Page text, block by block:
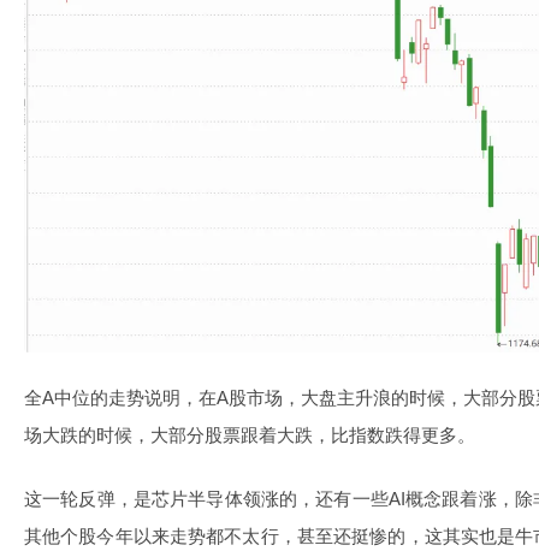
全A中位的走势说明，在A股市场，大盘主升浪的时候，大部分
场大跌的时候，大部分股票跟着大跌，比指数跌得更多。
这一轮反弹，是芯片半导体领涨的，还有一些AI概念跟着涨，
其他个股今年以来走势都不太行，甚至还挺惨的，这其实也是